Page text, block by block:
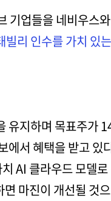
기업들을 네비우스
빌리 인수를 가치 있
유지하며 목표주가
서 혜택을 받고 있
AI 클라우드 모델
마진이 개선될 것